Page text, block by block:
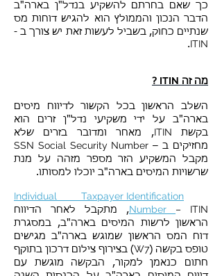
כך שאם בחרתם להשקיע בנדל"ן בארה"ב
הדבר הנכון והממולץ הוא להגיש דוחות מס
שנתיים כחוק, בשביל לעשות זאת יש צורך ב -
ITIN
.
מה זה ITIN
?
השלב הראשון בכל הקשור לדיווח מיסים
בארה"ב על ידי משקיעי נדל"ן זרים הוא
בקשת ITIN, מאחר ומדובר בזרים שלא
מחזיקים ב – SSN Social Security Number
מקבל המשקיע הזר מספר מזהה על מנת
שרשויות המיסים בארה"ב יוכלו למסותו.
Individual Taxpayer Identification
Number – ITIN
, מתקבל לאחר הדיווח
הראשון לרשות המיסים בארה"ב, במסגרת
דוח המס הראשון שמוגש בארה"ב מגישים
טופס בקשה (W7) בצירוף צילום דרכון בתוקף
חתום כנאמן למקור, הבקשה מוגשת עם